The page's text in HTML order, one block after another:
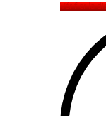
Vérifier la